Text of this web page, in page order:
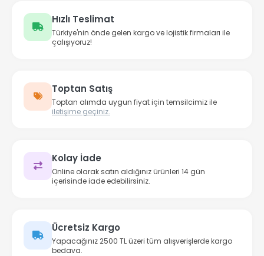
Hızlı Teslimat
Türkiye'nin önde gelen kargo ve lojistik firmaları ile
çalışıyoruz!
Toptan Satış
Toptan alımda uygun fiyat için temsilcimiz ile
iletişime geçiniz.
Kolay İade
Online olarak satın aldığınız ürünleri 14 gün
içerisinde iade edebilirsiniz.
Ücretsiz Kargo
Yapacağınız 2500 TL üzeri tüm alışverişlerde kargo
bedava.